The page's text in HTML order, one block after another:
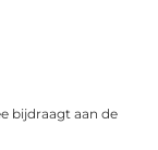
bijdraagt aan de